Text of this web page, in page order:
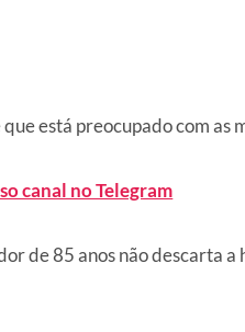
está preocupado com as
canal no Telegram
de 85 anos não descarta